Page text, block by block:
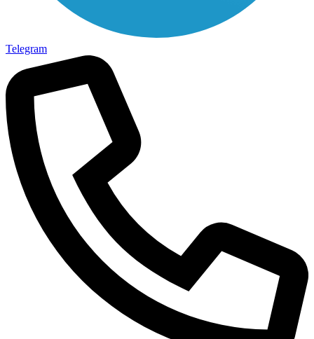
Telegram